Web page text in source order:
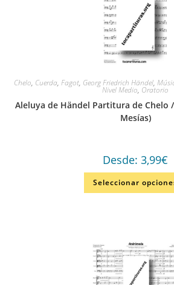
Chelo, Cuerda, Fagot, Georg Friedrich Händel,
Nivel Medio, Oratorio
Aleluya de Händel Partitura de Chelo
Mesías)
Desde: 3,99€
Seleccionar